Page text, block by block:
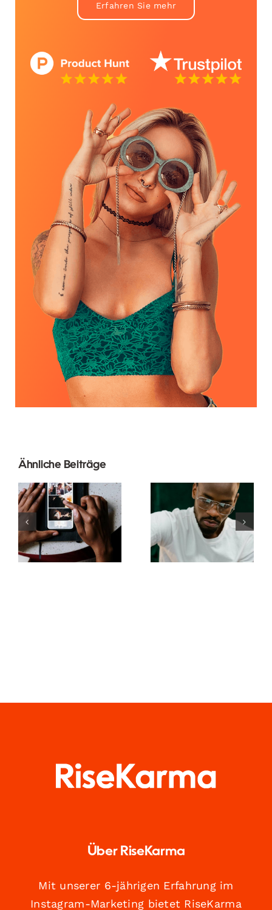
Erfahren Sie mehr
Ähnliche Beiträge
Die besten
Apps zur
Animation
von Fotos
für
ansprechende
Die 17
besten
Tipps zur
Verbesserung
des
Verständnisses
Über RiseKarma
Mit unserer 6-jährigen Erfahrung im
Instagram-Marketing bietet RiseKarma